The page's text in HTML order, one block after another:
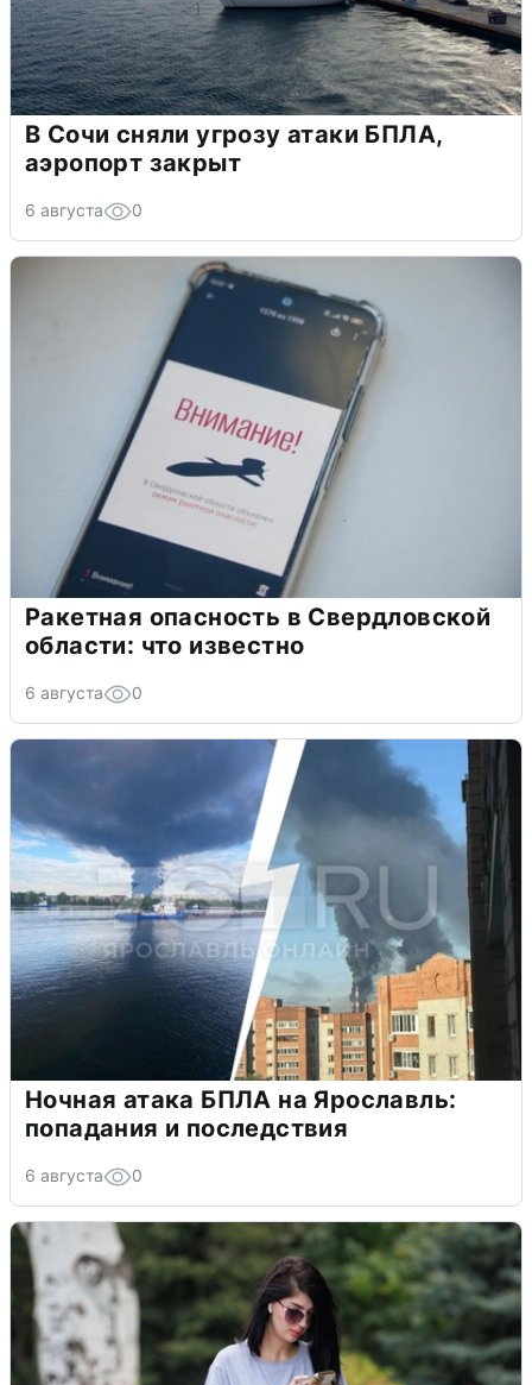
В Сочи сняли угрозу атаки БПЛА,
аэропорт закрыт
6 августа 0
Ракетная опасность в Свердловской
области: что известно
6 августа 0
Ночная атака БПЛА на Ярославль:
попадания и последствия
6 августа 0